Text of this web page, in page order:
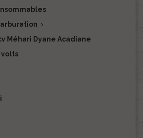

Méhari Dyane Acadiane
volts